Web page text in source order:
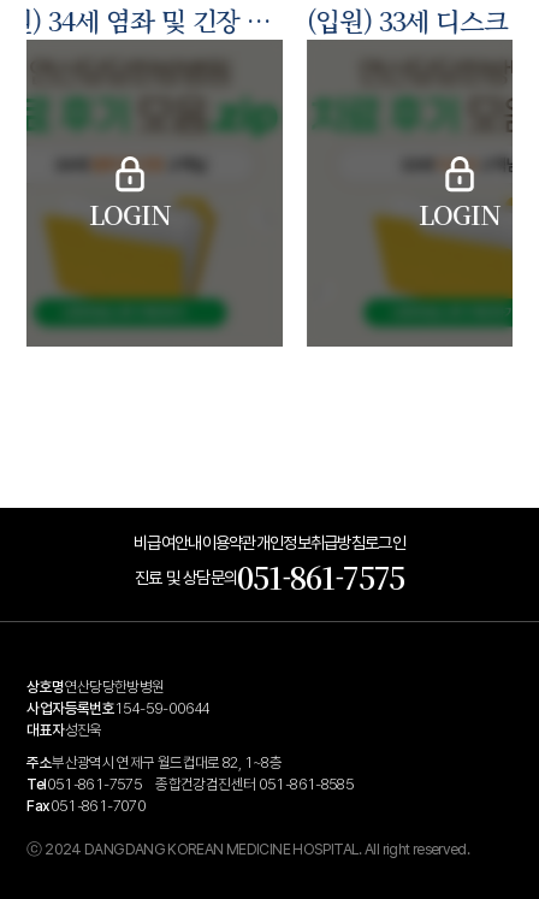
(입원) 34세 염좌 및 긴장 고객님 (입원) 33세 디스크 고객님 (입원
비급여안내이용약관개인정보취급방침로그인
진료 및 상담문의051-861-7575
상호명연산당당한방병원
사업자등록번호154-59-00644
대표자성진욱
주소부산광역시 연제구 월드컵대로 82, 1~8층
Tel051-861-7575
종합건강검진센터 051-861-8585
Fax051-861-7070
ⓒ 2024 DANGDANG KOREAN MEDICINE HOSPITAL. All right reserved.